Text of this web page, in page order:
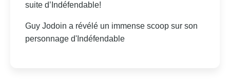
suite d’Indéfendable!
Guy Jodoin a révélé un immense scoop sur son
personnage d'Indéfendable